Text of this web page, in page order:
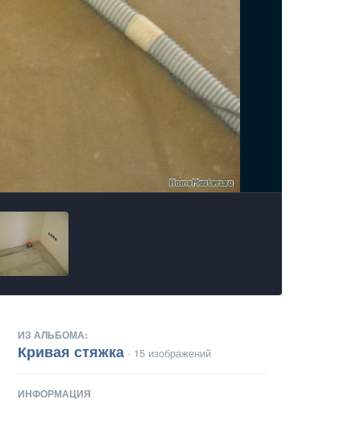
ИЗ АЛЬБОМА:
Кривая стяжка · 15 изображений
ИНФОРМАЦИЯ